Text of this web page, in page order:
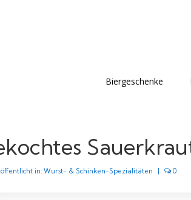
Biergeschenke
in: Wurst- & Schinken-Spezialitäten 0